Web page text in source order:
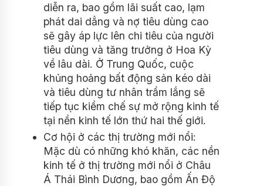
diễn ra, bao gồm lãi suất cao, lạm
phát dai dẳng và nợ tiêu dùng cao
sẽ gây áp lực lên chi tiêu của người
tiêu dùng và tăng trưởng ở Hoa Kỳ
về lâu dài. Ở Trung Quốc, cuộc
khủng hoảng bất động sản kéo dài
và tiêu dùng tư nhân trầm lắng sẽ
tiếp tục kiềm chế sự mở rộng kinh tế
tại nền kinh tế lớn thứ hai thế giới.
Cơ hội ở các thị trường mới nổi:
Mặc dù có những khó khăn, các nền
kinh tế ở thị trường mới nổi ở Châu
Á Thái Bình Dương, bao gồm Ấn Độ